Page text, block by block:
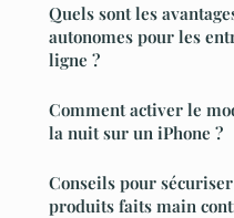
Quels sont les
autonomes pour les
ligne ?
Comment activer le
la nuit sur un iPhone ?
Conseils pour
produits faits main